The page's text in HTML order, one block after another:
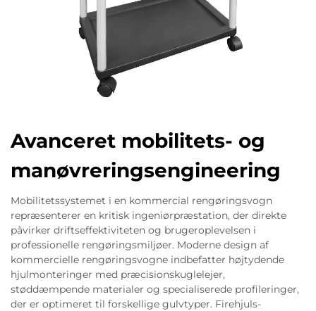
Avanceret mobilitets- og
manøvreringsengineering
Mobilitetssystemet i en kommercial rengøringsvogn
repræsenterer en kritisk ingeniørpræstation, der direkte
påvirker driftseffektiviteten og brugeroplevelsen i
professionelle rengøringsmiljøer. Moderne design af
kommercielle rengøringsvogne indbefatter højtydende
hjulmonteringer med præcisionskuglelejer,
støddæmpende materialer og specialiserede profileringer,
der er optimeret til forskellige gulvtyper. Firehjuls-